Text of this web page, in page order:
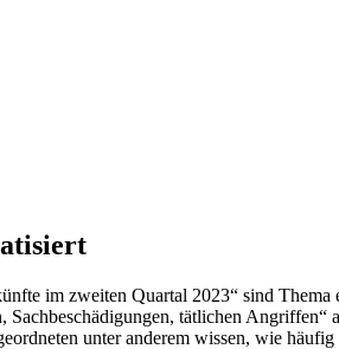
im zweiten Quartal 2023“ sind
tätlichen
unter anderem wissen, wie